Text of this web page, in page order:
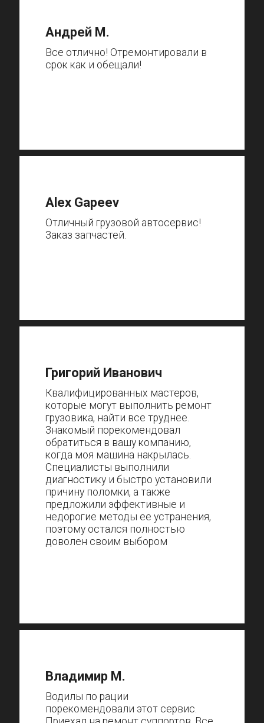
Андрей М.
Все отлично! Отремонтировали в
срок как и обещали!
Alex Gapeev
Отличный грузовой автосервис!
Заказ запчастей.
Григорий Иванович
Квалифицированных мастеров,
которые могут выполнить ремонт
грузовика, найти все труднее.
Знакомый порекомендовал
обратиться в вашу компанию,
когда моя машина накрылась.
Специалисты выполнили
диагностику и быстро установили
причину поломки, а также
предложили эффективные и
недорогие методы ее устранения,
поэтому остался полностью
доволен своим выбором
Владимир М.
Водилы по рации
порекомендовали этот сервис.